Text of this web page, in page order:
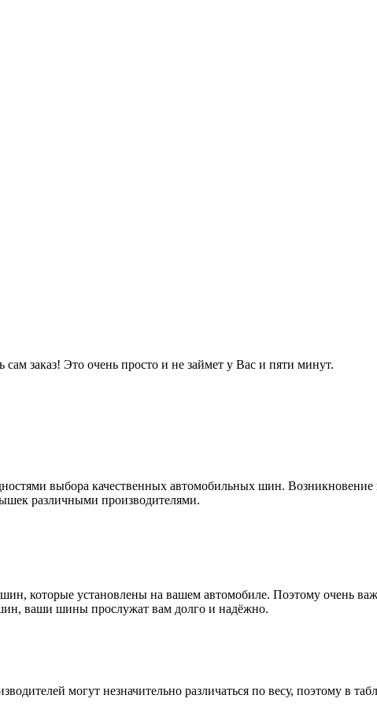
заказ! Это очень просто и не займет у Вас и пяти минут.
выбора качественных автомобильных шин. Возникновение
различными производителями.
которые установлены на вашем автомобиле. Поэтому очень
ваши шины прослужат вам долго и надёжно.
могут незначительно различаться по весу, поэтому в